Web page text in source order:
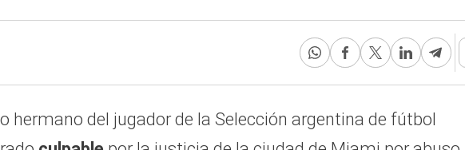
hermano del jugador de la Selección argentina de fútbol